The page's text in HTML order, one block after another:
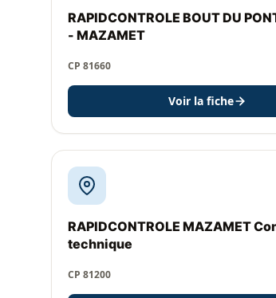
RAPIDCONTROLE BOUT DU
- MAZAMET
CP 81660
Voir la fiche
RAPIDCONTROLE MAZAMET
technique
CP 81200